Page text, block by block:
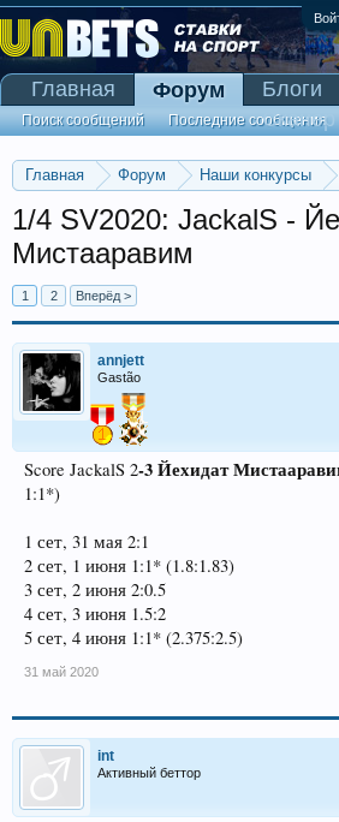
Главная Форум
Наши конкурсы
1/4 SV2020: JackalS -
Мистааравим
1 2 Вперёд >
annjett
Gastão
Score JackalS 2-3Йехидат
1:1*)
1 сет, 31 мая 2:1
2 сет, 1 июня 1:1* (1.8:1.83)
3 сет, 2 июня 2:0.5
4 сет, 3 июня 1.5:2
5 сет, 4 июня 1:1* (2.375:2.5)
31 май 2020
int
Активный беттор
Главная Форум
Поиск сообщений Последние сообщения
Блоги